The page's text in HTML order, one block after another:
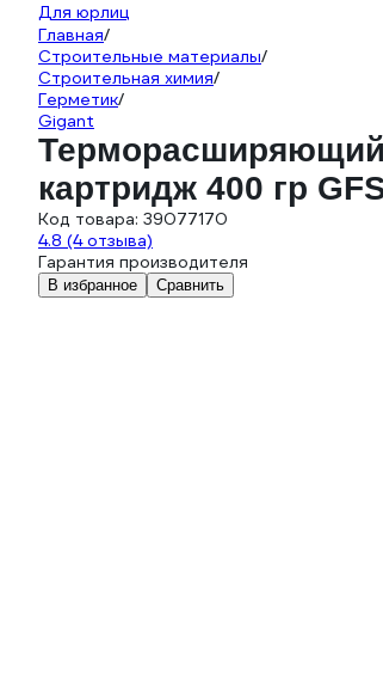
Для юрлиц
Главная/
Строительные материалы/
Строительная химия/
Герметик/
Gigant
картридж 400 гр
Код товара: 39077170
4.8 (4 отзыва)
Гарантия производителя
В избранное Сравнить